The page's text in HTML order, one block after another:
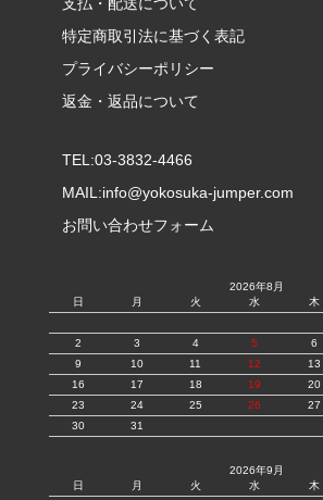
特定商取引法に基づく表記
プライバシーポリシー
返金・返品について
TEL:03-3832-4466
MAIL:info@yokosuka-jumper.com
お問い合わせフォーム
2026年8月
日
月 火 水 木
2
3 4 5 6
9
10 11 12 13
16
17 18 19 20
23
24 25 26 27
30
31
2026年9月
日
月 火 水 木